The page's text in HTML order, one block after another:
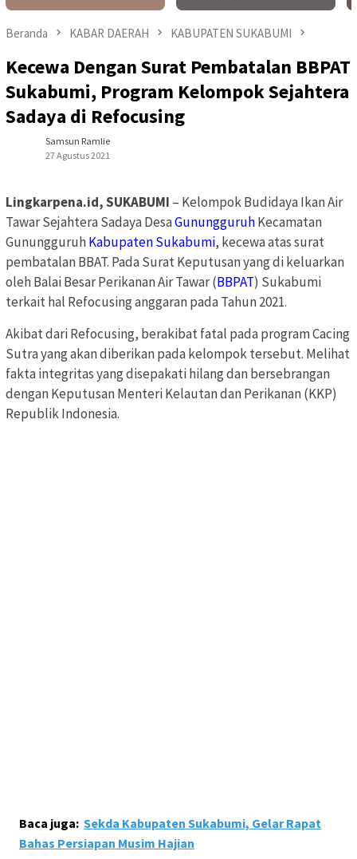
Beranda KABAR DAERAH KABUPATEN SUKABUMI
Kecewa Dengan Surat Pembatalan BBPAT
Sukabumi, Program Kelompok Sejahtera
Sadaya di Refocusing
Samsun Ramlie
27 Agustus 2021
Lingkarpena.id, SUKABUMI – Kelompok Budidaya Ikan Air
Tawar Sejahtera Sadaya DesaGunungguruhKecamatan
GunungguruhKabupatenSukabumi, kecewa atas surat
pembatalan BBAT. Pada Surat Keputusan yang di keluarkan
oleh Balai Besar Perikanan Air Tawar (BBPAT) Sukabumi
terkait hal Refocusing anggaran pada Tahun 2021.
Akibat dari Refocusing, berakibat fatal pada program Cacing
Sutra yang akan diberikan pada kelompok tersebut. Melihat
fakta integritas yang disepakati hilang dan bersebrangan
dengan Keputusan Menteri Kelautan dan Perikanan (KKP)
Republik Indonesia.
Baca juga: Sekda Kabupaten Sukabumi, Gelar Rapat
Bahas Persiapan Musim Hajian